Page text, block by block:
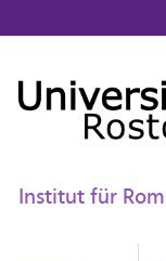
Institut für